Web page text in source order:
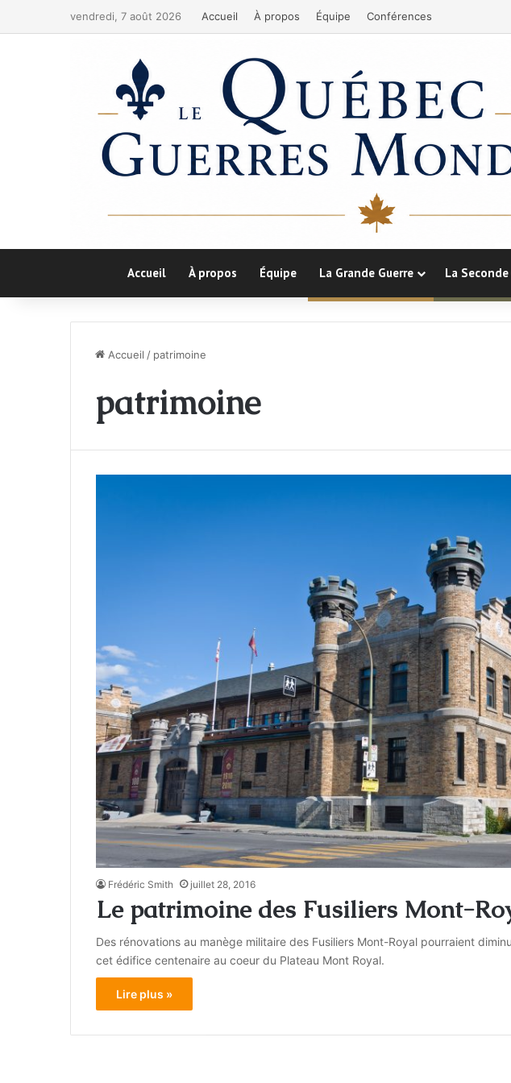
vendredi, 7 août 2026 Accueil À propos Équipe Conférences
Accueil À propos Équipe La Grande Guerre La
Accueil / patrimoine
patrimoine
Frédéric Smith juillet 28, 2016
Le patrimoine des Fusiliers Mont-
Des rénovations au manège militaire des Fusiliers Mont-Royal pourraient
cet édifice centenaire au coeur du Plateau Mont Royal.
Lire plus »